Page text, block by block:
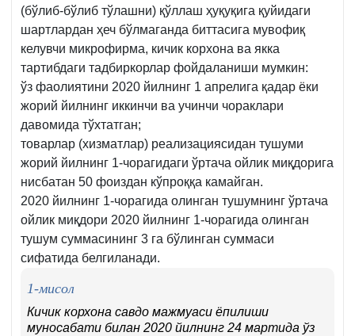
(бўлиб-бўлиб тўлашни) қўллаш ҳуқуқига қуйидаги
шартлардан ҳеч бўлмаганда биттасига мувофиқ
келувчи микрофирма, кичик корхона ва якка
тартибдаги тадбиркорлар фойдаланиши мумкин:
ўз фаолиятини 2020 йилнинг 1 апрелига қадар ёки
жорий йилнинг иккинчи ва учинчи чораклари
давомида тўхтатган;
товарлар (хизматлар) реализациясидан тушуми
жорий йилнинг 1-чорагидаги ўртача ойлик миқдорига
нисбатан 50 фоиздан кўпроққа камайган.
2020 йилнинг 1-чорагида олинган тушумнинг ўртача
ойлик миқдори 2020 йилнинг 1‑чорагида олинган
тушум суммасининг 3 га бўлинган суммаси
сифатида белгиланади.
1-мисол
Кичик корхона савдо мажмуаси ёпилиши
муносабати билан 2020 йилнинг 24 мартида ўз